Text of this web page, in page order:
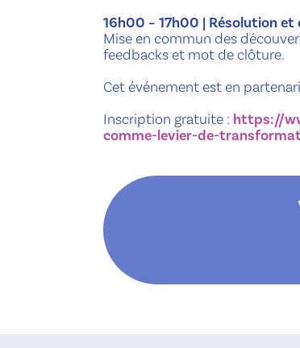
16h00 – 17h00 | Résolution
Mise en commun des
feedbacks et mot de clôture.
Cet événement est en
Inscription gratuite : https://
comme-levier-de-